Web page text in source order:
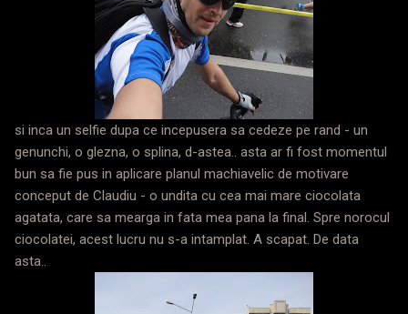
si inca un selfie dupa ce incepusera sa cedeze pe rand - un
genunchi, o glezna, o splina, d-astea.. asta ar fi fost momentul
bun sa fie pus in aplicare planul machiavelic de motivare
conceput de Claudiu - o undita cu cea mai mare ciocolata
agatata, care sa mearga in fata mea pana la final. Spre norocul
ciocolatei, acest lucru nu s-a intamplat. A scapat. De data
asta..